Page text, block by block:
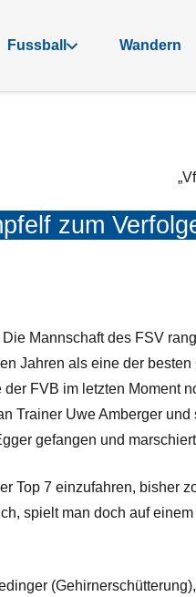
Fussball Wandern
zum
Mannschaft des FSV
Jahren als eine der
FVB im letzten Moment
Trainer Uwe Amberger
gefangen und
Top 7 einzufahren, bisher
spielt man doch auf